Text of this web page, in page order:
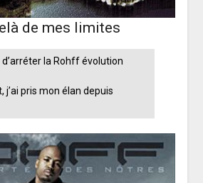
de mes limites
d’arréter la Rohff évolution
j’ai pris mon élan depuis